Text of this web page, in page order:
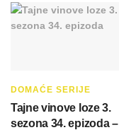
DOMAĆE SERIJE
Tajne vinove loze 3.
sezona 34. epizoda –